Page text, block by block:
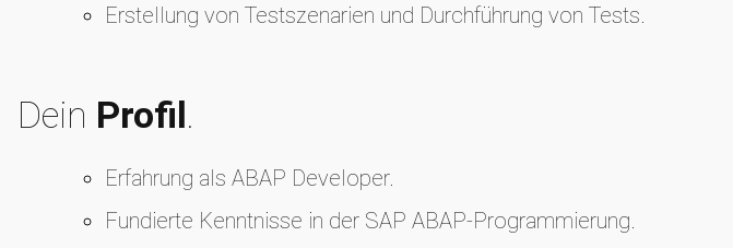
Erstellung von Testszenarien und Durchführung von Tests.
Dein Profil.
Erfahrung als ABAP Developer.
Fundierte Kenntnisse in der SAP ABAP-Programmierung.